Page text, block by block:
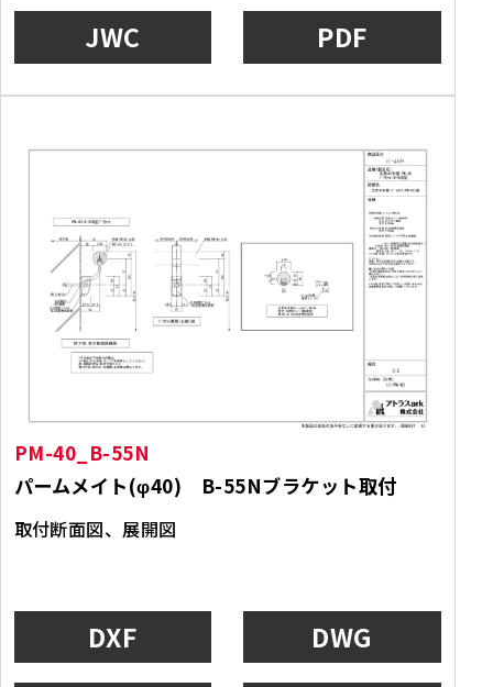
JWC
PDF
PM-40_B-55N
パームメイト(φ40) B-55Nブラケット取付
取付断面図、展開図
DXF
DWG